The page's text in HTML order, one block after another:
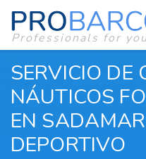
Professionals for
SERVICIO DE
NÁUTICOS
EN
DEPORTIVO